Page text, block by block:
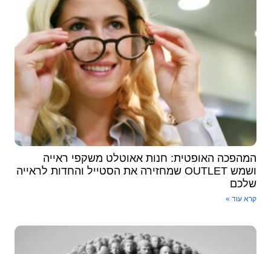
המהפכה האופטית: חנות אאוטלט משקפי ראייה
ושמש OUTLET שמחזירה את הסטייל והחדות לראייה
שלכם
קרא עוד »